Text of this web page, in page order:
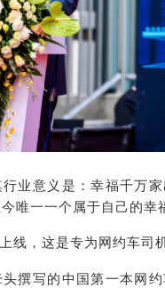
行业意义是：幸福千万
唯一一个属于自己的幸
线，这是专为网约车司
头撰写的中国第一本网